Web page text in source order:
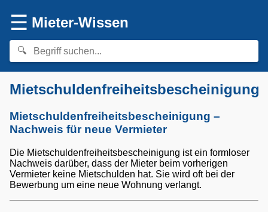
☰ Mieter-Wissen
Mietschuldenfreiheitsbescheinigung
Mietschuldenfreiheitsbescheinigung –
Nachweis für neue Vermieter
Die Mietschuldenfreiheitsbescheinigung ist ein formloser
Nachweis darüber, dass der Mieter beim vorherigen
Vermieter keine Mietschulden hat. Sie wird oft bei der
Bewerbung um eine neue Wohnung verlangt.